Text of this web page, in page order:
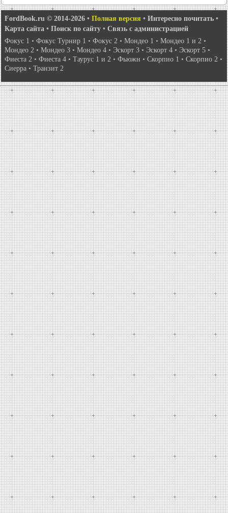
FordBook.ru © 2014-2026 • Полная версия • Интересно почитать •
Карта сайта • Поиск по сайту • Связь с администрацией
Фокус 1 • Фокус Турнир 1 • Фокус 2 • Мондео 1 • Мондео 1 и 2 •
Мондео 2 • Мондео 3 • Мондео 4 • Эскорт 3 • Эскорт 4 • Эскорт 5 •
Фиеста 2 • Фиеста 4 • Таурус 1 и 2 • Фьюжн • Скорпио 1 • Скорпио 2 •
Сиерра • Транзит 2